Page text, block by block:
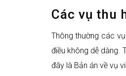
Các vụ thu
Thông thường các
điều không dễ dàng.
đây là Bản án về vụ